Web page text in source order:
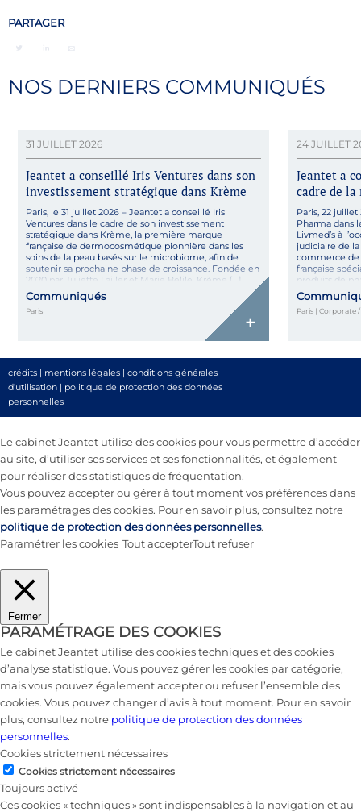
PARTAGER
NOS DERNIERS COMMUNIQUÉS
31 JUILLET 2026
Jeantet a conseillé Iris Ventures dans son
investissement stratégique dans Krème
Paris, le 31 juillet 2026 – Jeantet a conseillé Iris
Ventures dans le cadre de son investissement
stratégique dans Krème, la première marque
française de dermocosmétique pionnière dans les
soins de la peau basés sur le microbiome, afin de
soutenir sa prochaine phase de croissance. Fondée en
2020 par Juliette Lailler et Marie Belile, Krème […]
Communiqués
Paris
+
24 JUILLET
Jeantet a
cadre de la
Paris, 22
Pharma dans
Livmed’s à
judiciaire de
commerce de
française
produits de
Paris | Corporate
crédits | mentions légales | conditions générales
d’utilisation | politique de protection des données
personnelles
Le cabinet Jeantet utilise des cookies pour vous permettre d’accéder
au site, d’utiliser ses services et ses fonctionnalités, et également
pour réaliser des statistiques de fréquentation.
Vous pouvez accepter ou gérer à tout moment vos préférences dans
les paramétrages des cookies. Pour en savoir plus, consultez notre
politique de protection des données personnelles.
Paramétrer les cookies Tout accepterTout refuser
Fermer
PARAMÉTRAGE DES COOKIES
Le cabinet Jeantet utilise des cookies techniques et des cookies
d’analyse statistique. Vous pouvez gérer les cookies par catégorie,
mais vous pouvez également accepter ou refuser l’ensemble des
cookies. Vous pouvez changer d’avis à tout moment. Pour en savoir
plus, consultez notre politique de protection des données
personnelles.
Cookies strictement nécessaires
Cookies strictement nécessaires
Toujours activé
Ces cookies « techniques » sont indispensables à la navigation et au